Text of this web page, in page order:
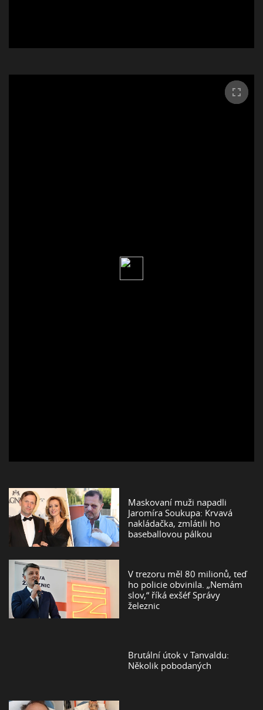
Maskovaní muži napadli
Jaromíra Soukupa: Krvavá
nakládačka, zmlátili ho
baseballovou pálkou
V trezoru měl 80 milionů, teď
ho policie obvinila. „Nemám
slov,“ říká exšéf Správy
železnic
Brutální útok v Tanvaldu:
Několik pobodaných